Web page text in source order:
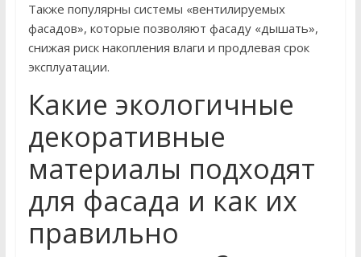
Также популярны системы «вентилируемых
фасадов», которые позволяют фасаду «дышать»,
снижая риск накопления влаги и продлевая срок
эксплуатации.
Какие экологичные
декоративные
материалы подходят
для фасада и как их
правильно